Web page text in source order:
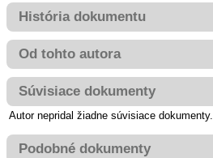
História dokumentu
Od tohto autora
Súvisiace dokumenty
Autor nepridal žiadne súvisiace dokumenty.
Podobné dokumenty